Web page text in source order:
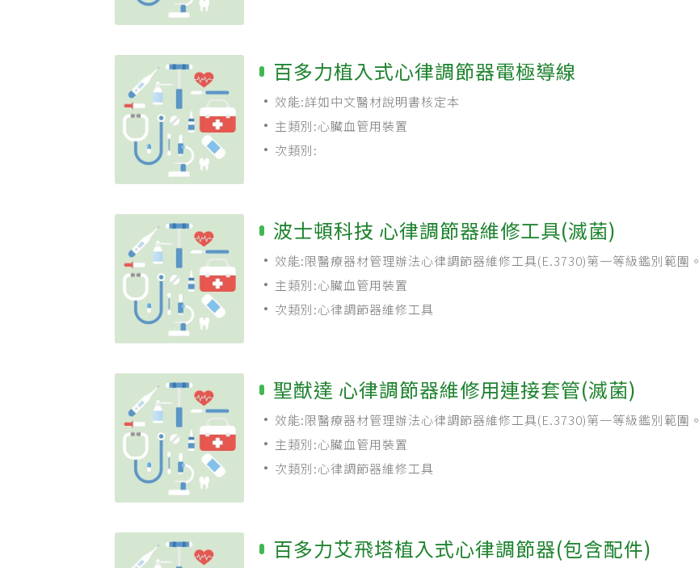
百多力植入式心律調節器電極導線
效能:詳如中文醫材說明書核定本
主類別:心臟血管用裝置
次類別:
波士頓科技 心律調節器維修工具(滅菌)
效能:限醫療器材管理辦法心律調節器維修工具(E.3730)第一等級鑑別範圍。
主類別:心臟血管用裝置
次類別:心律調節器維修工具
聖猷達 心律調節器維修用連接套管(滅菌)
效能:限醫療器材管理辦法心律調節器維修工具(E.3730)第一等級鑑別範圍。
主類別:心臟血管用裝置
次類別:心律調節器維修工具
百多力艾飛塔植入式心律調節器(包含配件)